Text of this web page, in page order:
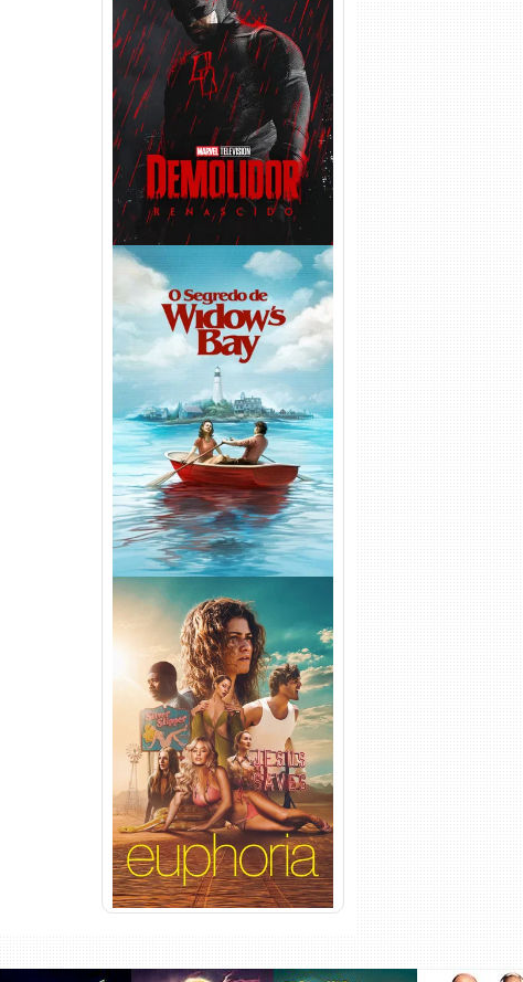
Demolidor: Renascido 2ª
Temporada (2026) WEB-DL
1080p Dual Áudio
O Segredo de Widow’s Bay
1ª Temporada Torrent (2026)
WEB-DL 1080p Dual Áudio
Euphoria 3ª Temporada
Torrent (2026) WEB-DL 1080p
Dual Áudio